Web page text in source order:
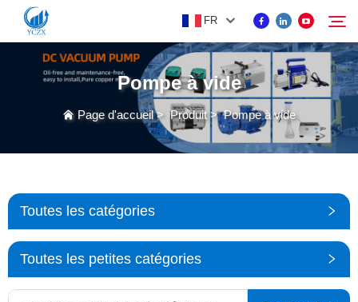
FR
ACTUALITÉS
CONTACTEZ-NOUS
Rechercher
Pompe à vide
Page d'accueil>Produit>Pompe à vide
Toutes les catégories
Toutes les petites catégories